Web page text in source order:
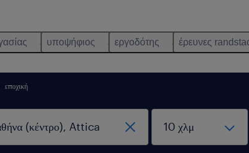
υποψήφιος εργοδότης έρευνες
εποχική